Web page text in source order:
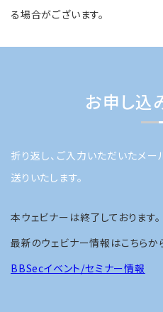
る場合がございます。
お申し込
折り返し、ご入力いただいたメ
送りいたします。
本ウェビナーは終了しております。
最新のウェビナー情報はこちらか
BBSecイベント/セミナー情報